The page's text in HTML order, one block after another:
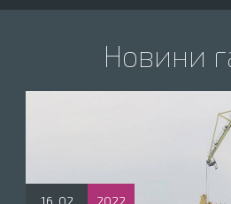
Новини
16. 02 2022